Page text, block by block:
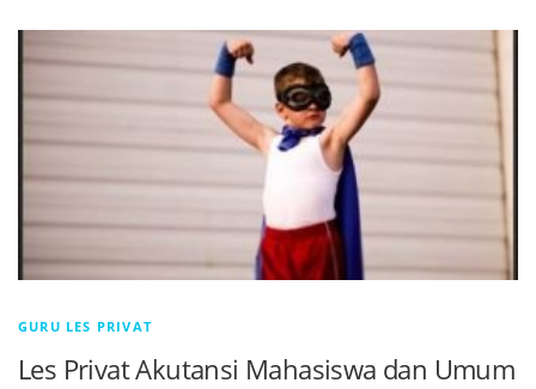
GURU LES PRIVAT
Les Privat Akutansi Mahasiswa dan Umum